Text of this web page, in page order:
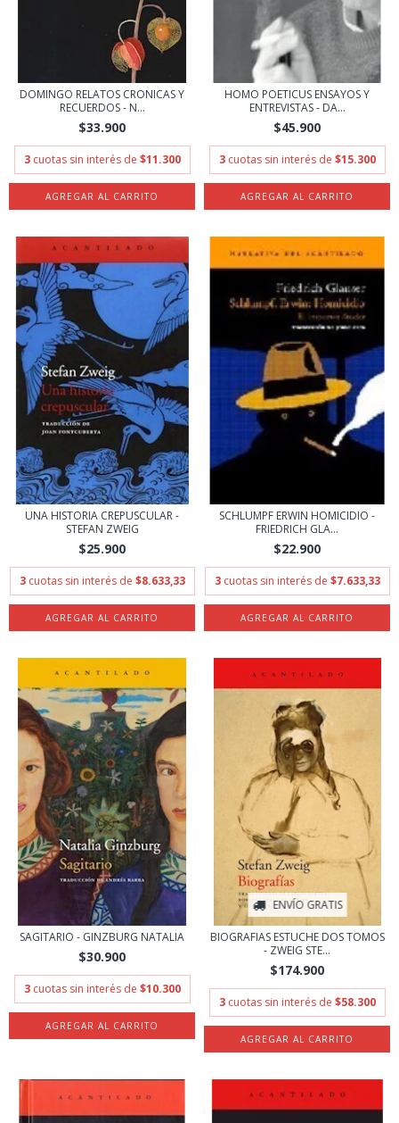
DOMINGO RELATOS CRONICAS Y
RECUERDOS - N...
$33.900
3 cuotas sin interés de $11.300
HOMO POETICUS ENSAYOS Y
ENTREVISTAS - DA...
$45.900
3 cuotas sin interés de $15.300
UNA HISTORIA CREPUSCULAR -
STEFAN ZWEIG
$25.900
3 cuotas sin interés de $8.633,33
SCHLUMPF ERWIN HOMICIDIO -
FRIEDRICH GLA...
$22.900
3 cuotas sin interés de $7.633,33
SAGITARIO - GINZBURG NATALIA
$30.900
3 cuotas sin interés de $10.300
ENVÍO GRATIS
BIOGRAFIAS ESTUCHE DOS TOMOS
- ZWEIG STE...
$174.900
3 cuotas sin interés de $58.300